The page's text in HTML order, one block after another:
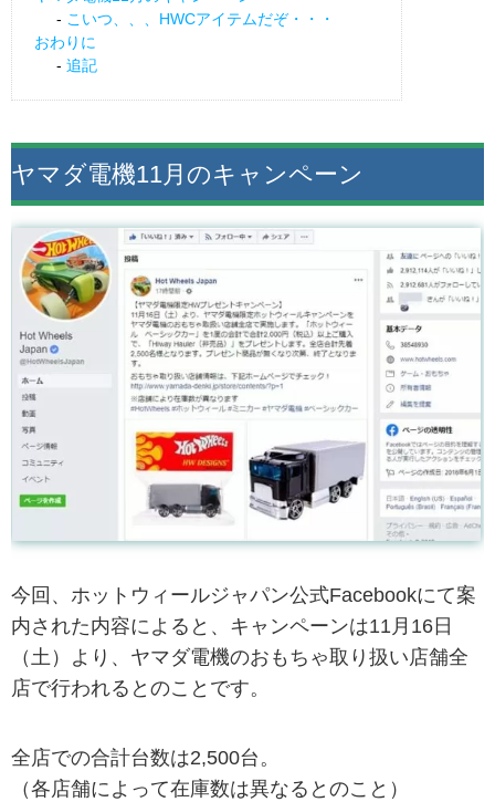
こいつ、、、HWCアイテムだぞ・・・
おわりに
追記
ヤマダ電機11月のキャンペーン
今回、ホットウィールジャパン公式Facebookにて案
内された内容によると、キャンペーンは11月16日
（土）より、ヤマダ電機のおもちゃ取り扱い店舗全
店で行われるとのことです。
全店での合計台数は2,500台。
（各店舗によって在庫数は異なるとのこと）